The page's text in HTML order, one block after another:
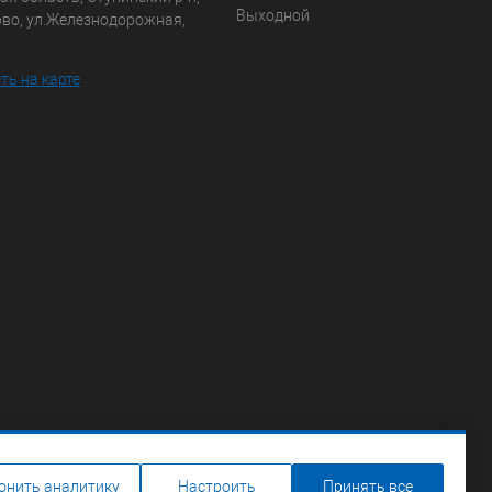
ул.Железнодорожная,
на карте
Выходной
аналитику Настроить Принять все